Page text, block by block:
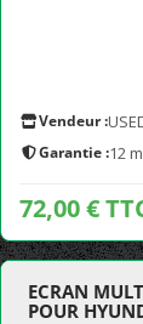
Vendeur :
Garantie :12
72,00 €
ECRAN
POUR